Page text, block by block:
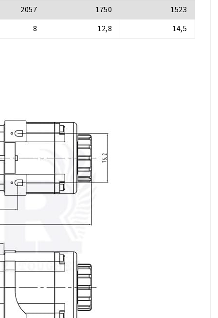
2057 1750
1523
8 12,8 14,5